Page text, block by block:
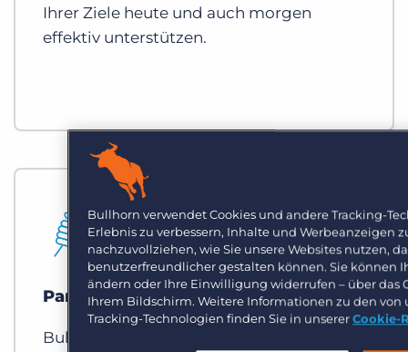
Ihrer Ziele heute und auch morgen
effektiv unterstützen.
Partner
Bullhorn versteht sich als Partner für
Bullhorn verwendet Cookies und andere Tracking-
Erlebnis zu verbessern, Inhalte und Werbeanzeigen
nachzuvollziehen, wie Sie unsere Websites nutzen,
benutzerfreundlicher gestalten können. Sie können
ändern oder Ihre Einwilligung widerrufen – über das
Ihrem Bildschirm. Weitere Informationen zu den von
Tracking-Technologien finden Sie in unsererCookie-